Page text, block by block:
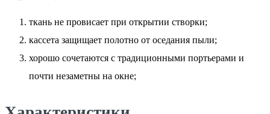
ткань не провисает при открытии створки;
кассета защищает полотно от оседания пыли;
хорошо сочетаются с традиционными портьерами и
почти незаметны на окне;